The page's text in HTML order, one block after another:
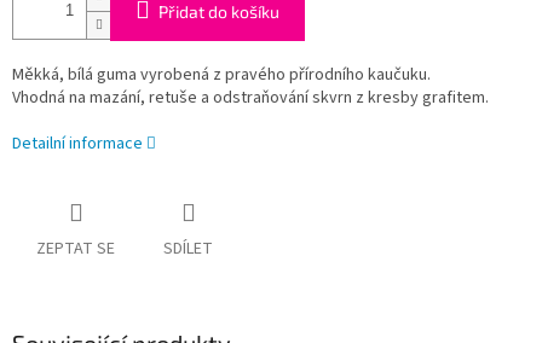
Přidat do košíku
Měkká, bílá guma vyrobená z pravého přírodního kaučuku.
Vhodná na mazání, retuše a odstraňování skvrn z kresby grafitem.
Detailní informace
ZEPTAT SE SDÍLET